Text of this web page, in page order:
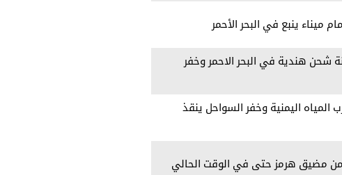
ينبع في البحر الأحمر
شحن هندية في البحر الاحمر وخفر
اليمنية وخفر السواحل ينقذ
من مضيق هرمز حتى في الوقت الحالي